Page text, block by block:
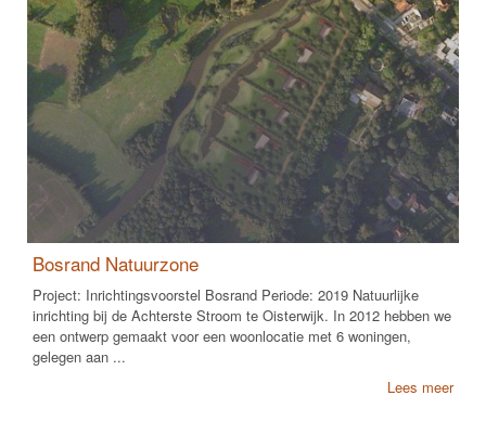
Bosrand Natuurzone
Project: Inrichtingsvoorstel Bosrand Periode: 2019 Natuurlijke
inrichting bij de Achterste Stroom te Oisterwijk. In 2012 hebben we
een ontwerp gemaakt voor een woonlocatie met 6 woningen,
gelegen aan ...
Lees meer